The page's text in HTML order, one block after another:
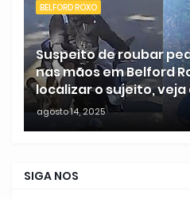
BELFORD ROXO
Suspeito de roubar
nas mãos em Belford
localizar o sujeito, veja
agosto 14, 2025
SIGA NOS